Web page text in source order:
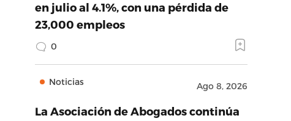
en julio al 4.1%, con una pérdida de
23,000 empleos
0
Noticias Ago 8, 2026
La Asociación de Abogados continúa